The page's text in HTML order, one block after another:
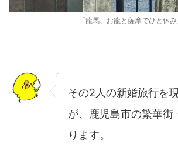
「龍馬、お龍と薩摩でひと休み
その2人の新婚旅行を
が、鹿児島市の繁華街
ります。